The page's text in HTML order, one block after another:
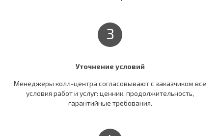
3
Уточнение условий
Менеджеры колл-центра согласовывают c заказчиком все
условия работ и услуг: ценник, продолжительность,
гарантийные требования.